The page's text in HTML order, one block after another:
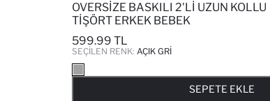
OVERSIZE BASKILI 2'LI UZUN KOLLU
TIŞÖRT ERKEK BEBEK
599.99 TL
SEÇILEN RENK: AÇIK GRI
SEPETE EKLE